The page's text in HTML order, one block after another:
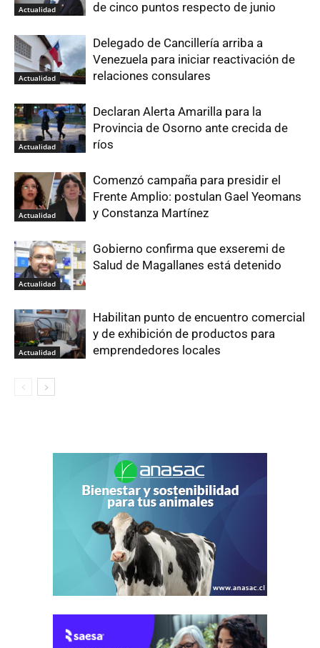
Actualidad de cinco puntos respecto de junio
Actualidad
Delegado de Cancillería arriba a
Venezuela para iniciar reactivación de
relaciones consulares
Actualidad
Declaran Alerta Amarilla para la
Provincia de Osorno ante crecida de
ríos
Actualidad
Comenzó campaña para presidir el
Frente Amplio: postulan Gael Yeomans
y Constanza Martínez
Actualidad
Gobierno confirma que exseremi de
Salud de Magallanes está detenido
Actualidad
Habilitan punto de encuentro comercial
y de exhibición de productos para
emprendedores locales